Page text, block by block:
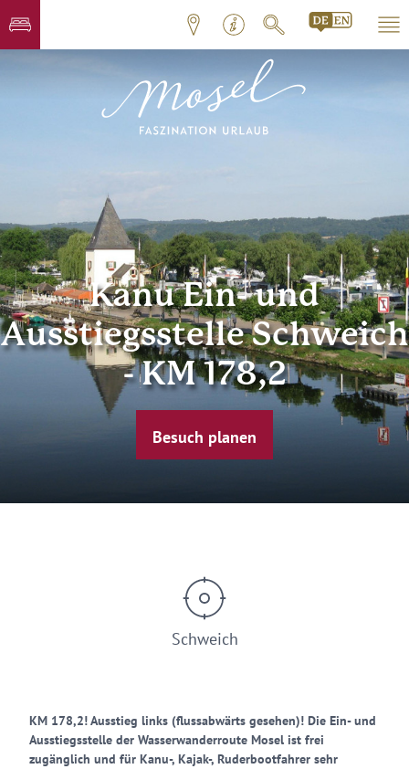
Kanu Ein- und
Ausstiegsstelle Schweich
- KM 178,2
Besuch planen
Schweich
KM 178,2! Ausstieg links (flussabwärts gesehen)! Die Ein- und
Ausstiegsstelle der Wasserwanderroute Mosel ist frei
zugänglich und für Kanu-, Kajak-, Ruderbootfahrer sehr